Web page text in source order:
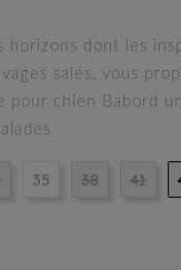
horizons dont les
salés, vous
pour chien Babord
35 38 41